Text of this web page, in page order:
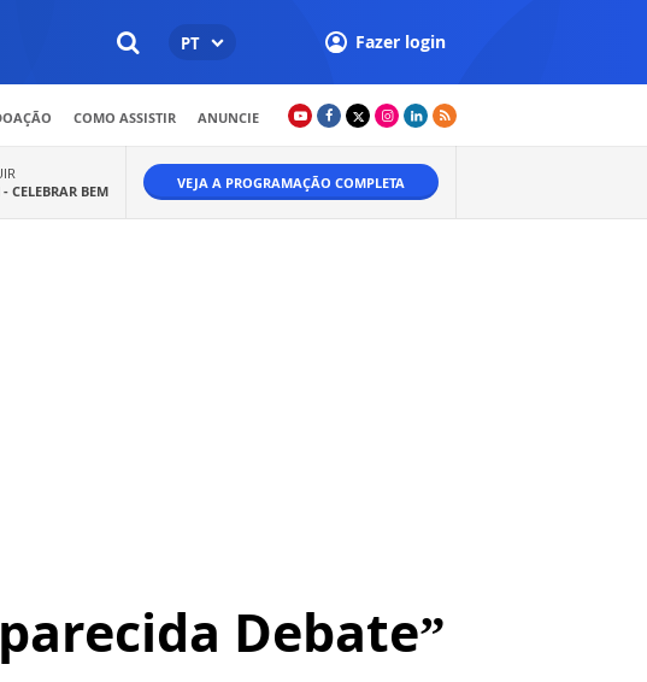
PT Fazer login
COMO ASSISTIR ANUNCIE
- CELEBRAR BEM VEJA A PROGRAMAÇÃO COMPLETA
Debate”